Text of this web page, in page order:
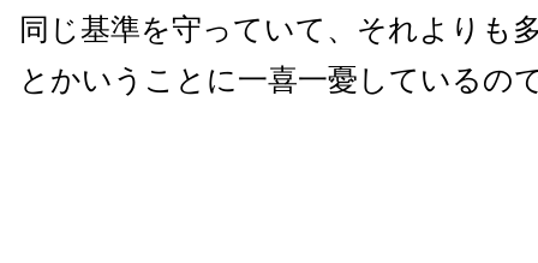
同じ基準を守っていて、それよりも
とかいうことに一喜一憂しているの